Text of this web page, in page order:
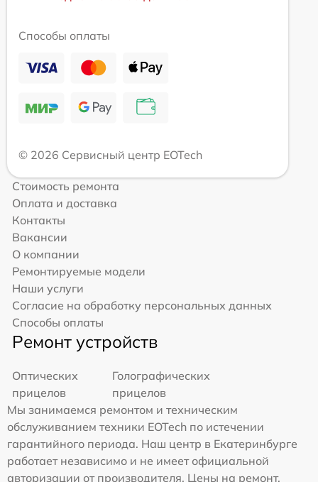
Способы оплаты
© 2026 Сервисный центр EOTech
Стоимость ремонта
Оплата и доставка
Контакты
Вакансии
О компании
Ремонтируемые модели
Наши услуги
Согласие на обработку персональных данных
Способы оплаты
Ремонт устройств
Оптических
прицелов
Голографических
прицелов
Мы занимаемся ремонтом и техническим
обслуживанием техники EOTech по истечении
гарантийного периода. Наш центр в Екатеринбурге
работает независимо и не имеет официальной
авторизации от производителя. Цены на ремонт,